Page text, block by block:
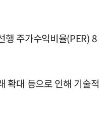
행 주가수익비율(PER) 8
확대 등으로 인해 기술적